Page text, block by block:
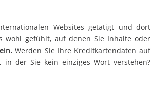
Websites getätigt und dort
gefühlt, auf denen Sie Inhalte oder
Werden Sie Ihre Kreditkartendaten auf
der Sie kein einziges Wort verstehen?